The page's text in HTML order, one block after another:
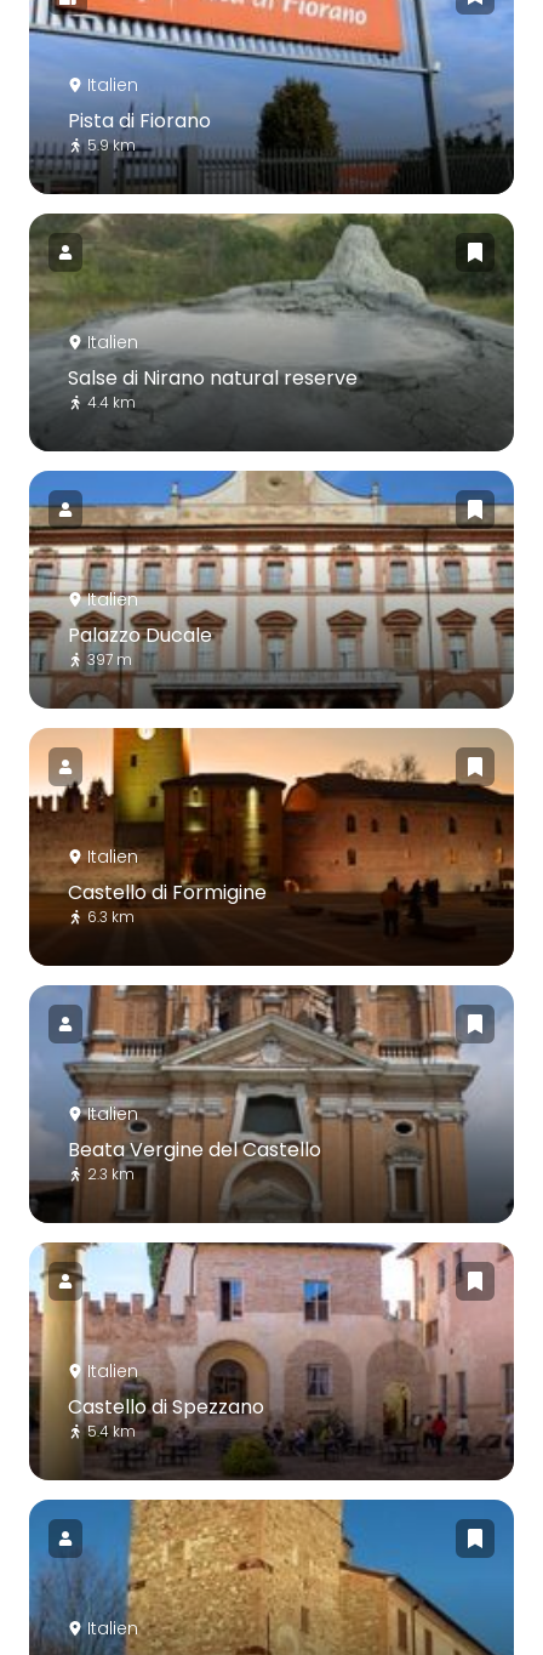
Italien
Pista di Fiorano
5.9 km
Italien
Salse di Nirano natural reserve
4.4 km
Italien
Palazzo Ducale
397 m
Italien
Castello di Formigine
6.3 km
Italien
Beata Vergine del Castello
2.3 km
Italien
Castello di Spezzano
5.4 km
Italien